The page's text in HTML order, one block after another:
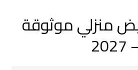
منزلي موثوقة